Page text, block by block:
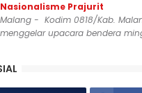
Nasionalisme Prajurit
Malang - Kodim 0818/Kab.
menggelar upacara bendera